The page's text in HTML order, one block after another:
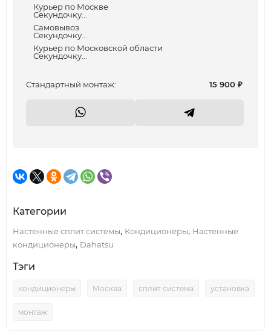
Курьер по Москве
Секундочку...
Самовывоз
Секундочку...
Курьер по Московской области
Секундочку...
Cтандартный монтаж: 15 900 ₽
Категории
Настенные сплит системы, Кондиционеры, Настенные
кондиционеры, Dahatsu
Тэги
кондиционеры Москва сплит система установка
монтаж